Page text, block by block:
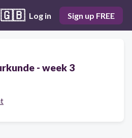
🇬🇧 Log in Sign up FREE
- week 3